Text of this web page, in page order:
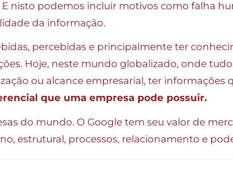
nisto podemos incluir motivos como falha
da informação.
percebidas e principalmente ter
Hoje, neste mundo globalizado, onde
ou alcance empresarial, ter informações
que uma empresa pode possuir.
do mundo. O Google tem seu valor de
estrutural, processos, relacionamento e